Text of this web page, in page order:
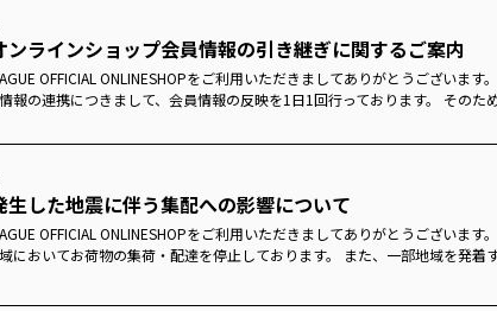
ンラインショップ会員情報の引き継ぎに関するご案内
OFFICIAL ONLINESHOPをご利用いただきましてありがとうございます
報の連携につきまして、会員情報の反映を1日1回行っております。 そのた
生した地震に伴う集配への影響について
OFFICIAL ONLINESHOPをご利用いただきましてありがとうございま
においてお荷物の集荷・配達を停止しております。 また、一部地域を発着